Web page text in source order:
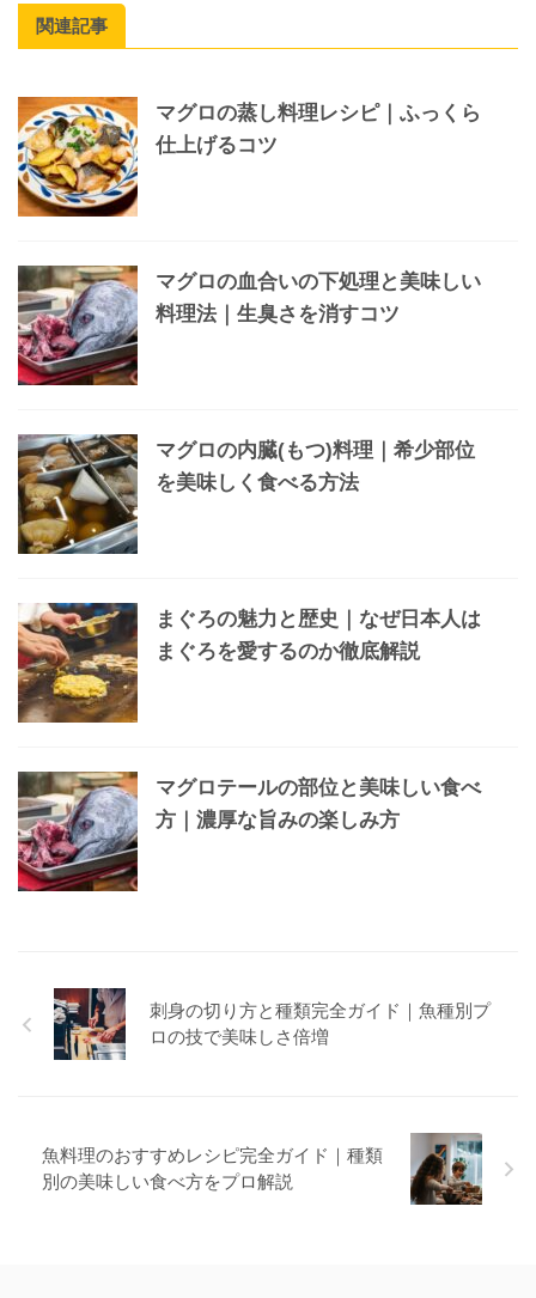
関連記事
マグロの蒸し料理レシピ｜ふっくら
仕上げるコツ
マグロの血合いの下処理と美味しい
料理法｜生臭さを消すコツ
マグロの内臓(もつ)料理｜希少部位
を美味しく食べる方法
まぐろの魅力と歴史｜なぜ日本人は
まぐろを愛するのか徹底解説
マグロテールの部位と美味しい食べ
方｜濃厚な旨みの楽しみ方
刺身の切り方と種類完全ガイド｜魚種別プ
ロの技で美味しさ倍増
魚料理のおすすめレシピ完全ガイド｜種類
別の美味しい食べ方をプロ解説